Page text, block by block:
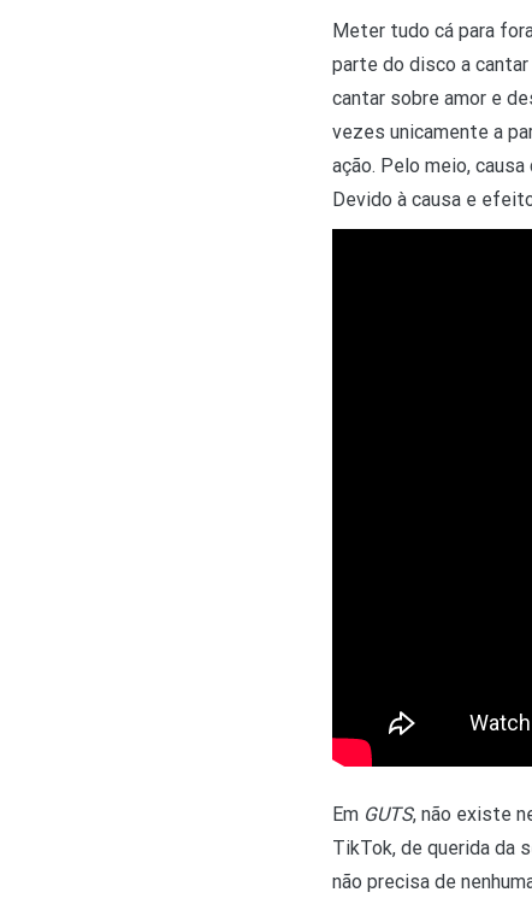
Meter tudo cá para
parte do disco a
cantar sobre amor e
vezes unicamente a
ação. Pelo meio,
Devido à causa e
Em GUTS, não existe
TikTok, de querida da
não precisa de